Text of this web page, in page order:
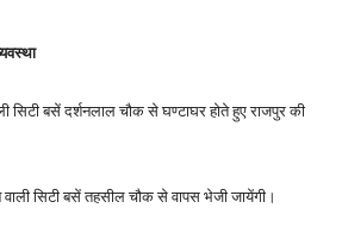
सिटी बसें दर्शनलाल चौक से घण्टाघर होते हुए राजपुर की
सिटी बसें तहसील चौक से वापस भेजी जायेंगी।